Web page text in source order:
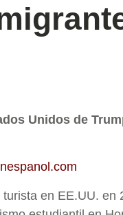
Unidos de
en EE.UU. en